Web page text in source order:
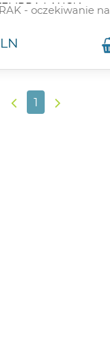
LANCIA
II
- oczekiwanie na
1